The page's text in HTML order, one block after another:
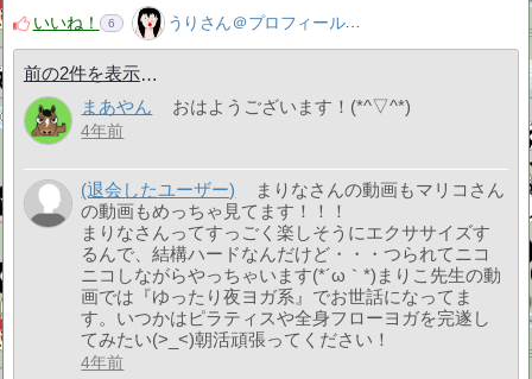
いいね！
6 うりさん＠プロフィール見てね！はてぶ、応援よろしく！
前の2件を表示
まあやん
おはようございます！(*^▽^*)
4年前
(退会したユーザー)
まりなさんの動画もマリコさん
の動画もめっちゃ見てます！！！
まりなさんってすっごく楽しそうにエクササイズす
るんで、結構ハードなんだけど・・・つられてニコ
ニコしながらやっちゃいます(*´ω｀*)まりこ先生の動
画では『ゆったり夜ヨガ系』でお世話になってま
す。いつかはピラティスや全身フローヨガを完遂し
てみたい(>_<)朝活頑張ってください！
4年前